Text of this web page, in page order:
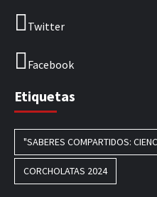
Twitter
Facebook
Etiquetas
"SABERES COMPARTIDOS:
CORCHOLATAS 2024